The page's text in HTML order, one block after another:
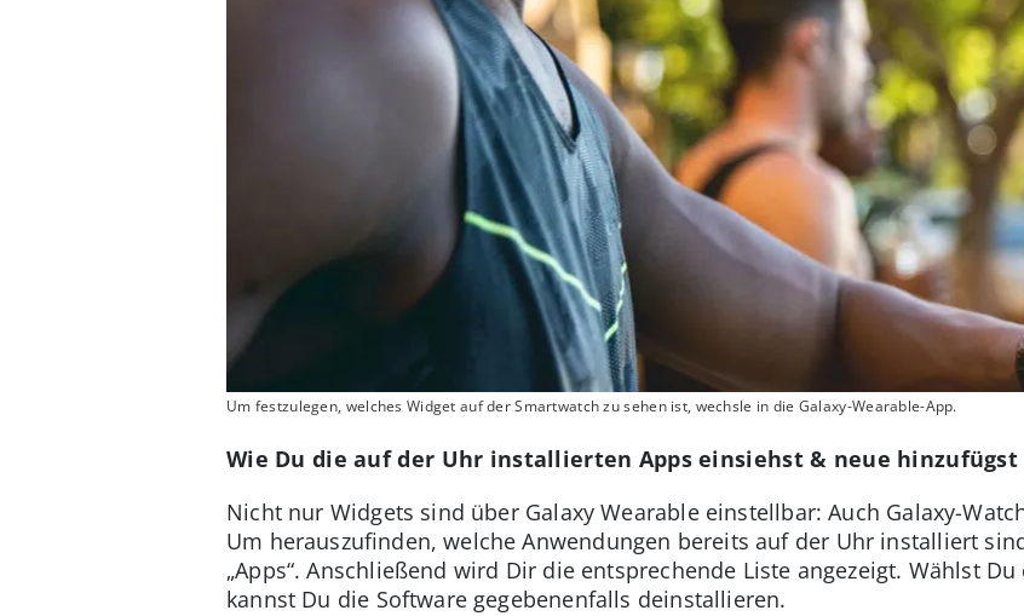
Um festzulegen, welches Widget auf der Smartwatch zu sehen ist, wechsle in die Galaxy-Wearable-App.
Wie Du die auf der Uhr installierten Apps einsiehst & neue hinzufügst
Nicht nur Widgets sind über Galaxy Wearable einstellbar: Auch Galaxy-
Um herauszufinden, welche Anwendungen bereits auf der Uhr installiert
„Apps“. Anschließend wird Dir die entsprechende Liste angezeigt. Wählst
kannst Du die Software gegebenenfalls deinstallieren.